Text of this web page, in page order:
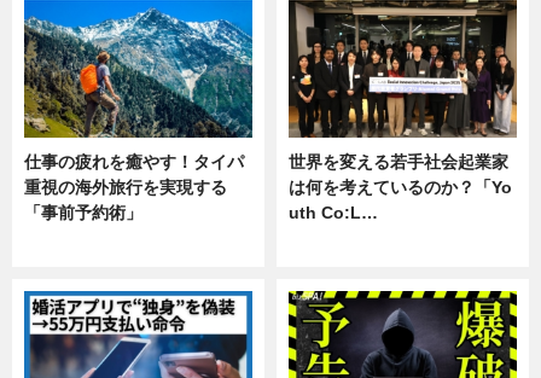
仕事の疲れを癒やす！タイパ
重視の海外旅行を実現する
「事前予約術」
世界を変える若手社会起業家
は何を考えているのか？「Yo
uth Co:L…